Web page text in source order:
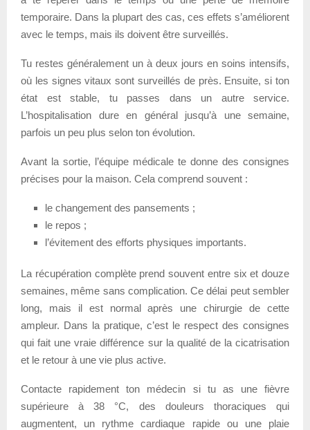
temporaire. Dans la plupart des cas, ces effets s’améliorent
avec le temps, mais ils doivent être surveillés.
Tu restes généralement un à deux jours en soins intensifs,
où les signes vitaux sont surveillés de près. Ensuite, si ton
état est stable, tu passes dans un autre service.
L’hospitalisation dure en général jusqu’à une semaine,
parfois un peu plus selon ton évolution.
Avant la sortie, l’équipe médicale te donne des consignes
précises pour la maison. Cela comprend souvent :
le changement des pansements ;
le repos ;
l’évitement des efforts physiques importants.
La récupération complète prend souvent entre six et douze
semaines, même sans complication. Ce délai peut sembler
long, mais il est normal après une chirurgie de cette
ampleur. Dans la pratique, c’est le respect des consignes
qui fait une vraie différence sur la qualité de la cicatrisation
et le retour à une vie plus active.
Contacte rapidement ton médecin si tu as une fièvre
supérieure à 38 °C, des douleurs thoraciques qui
augmentent, un rythme cardiaque rapide ou une plaie